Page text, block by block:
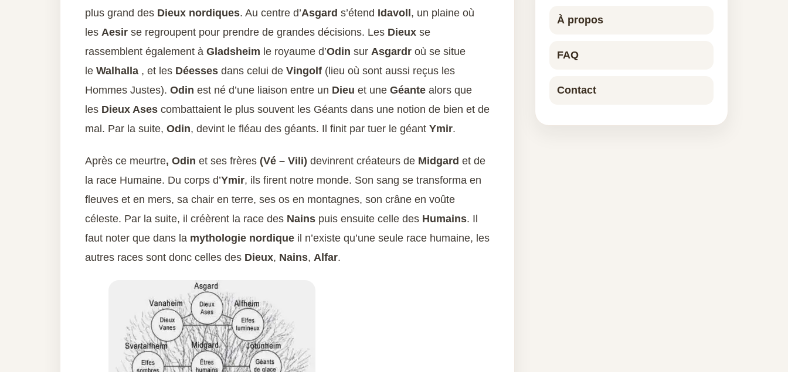
plus grand des Dieux nordiques. Au centre d’Asgard s’étend Idavoll, un plaine où
les Aesir se regroupent pour prendre de grandes décisions. Les Dieux se
rassemblent également à Gladsheim le royaume d’Odin sur Asgardr où se situe
le Walhalla , et les Déesses dans celui de Vingolf (lieu où sont aussi reçus les
Hommes Justes). Odin est né d’une liaison entre un Dieu et une Géante alors que
les Dieux Ases combattaient le plus souvent les Géants dans une notion de bien et de
mal. Par la suite, Odin, devint le fléau des géants. Il finit par tuer le géant Ymir.
Après ce meurtre, Odin et ses frères (Vé – Vili) devinrent créateurs de Midgard et de
la race Humaine. Du corps d’Ymir, ils firent notre monde. Son sang se transforma en
fleuves et en mers, sa chair en terre, ses os en montagnes, son crâne en voûte
céleste. Par la suite, il créèrent la race des Nains puis ensuite celle des Humains. Il
faut noter que dans la mythologie nordique il n’existe qu’une seule race humaine, les
autres races sont donc celles des Dieux, Nains, Alfar.
À propos
FAQ
Contact